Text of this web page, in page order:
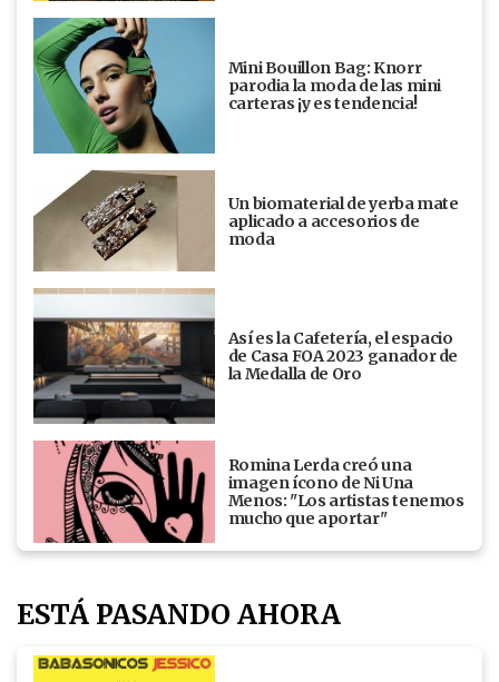
Mini Bouillon Bag: Knorr
parodia la moda de las mini
carteras ¡y es tendencia!
Un biomaterial de yerba mate
aplicado a accesorios de
moda
Así es la Cafetería, el espacio
de Casa FOA 2023 ganador de
la Medalla de Oro
Romina Lerda creó una
imagen ícono de Ni Una
Menos: "Los artistas tenemos
mucho que aportar"
ESTÁ PASANDO AHORA